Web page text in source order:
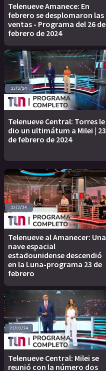
Telenueve Amanece: En
febrero se desplomaron las
ventas - Programa del 26 de
febrero de 2024
Telenueve Central: Torres le
dio un ultimátum a Milei | 23
de febrero de 2024
Telenueve al Amanecer: Una
nave espacial
estadounidense descendió
en la Luna-programa 23 de
febrero
Telenueve Central: Milei se
reunió con la número dos